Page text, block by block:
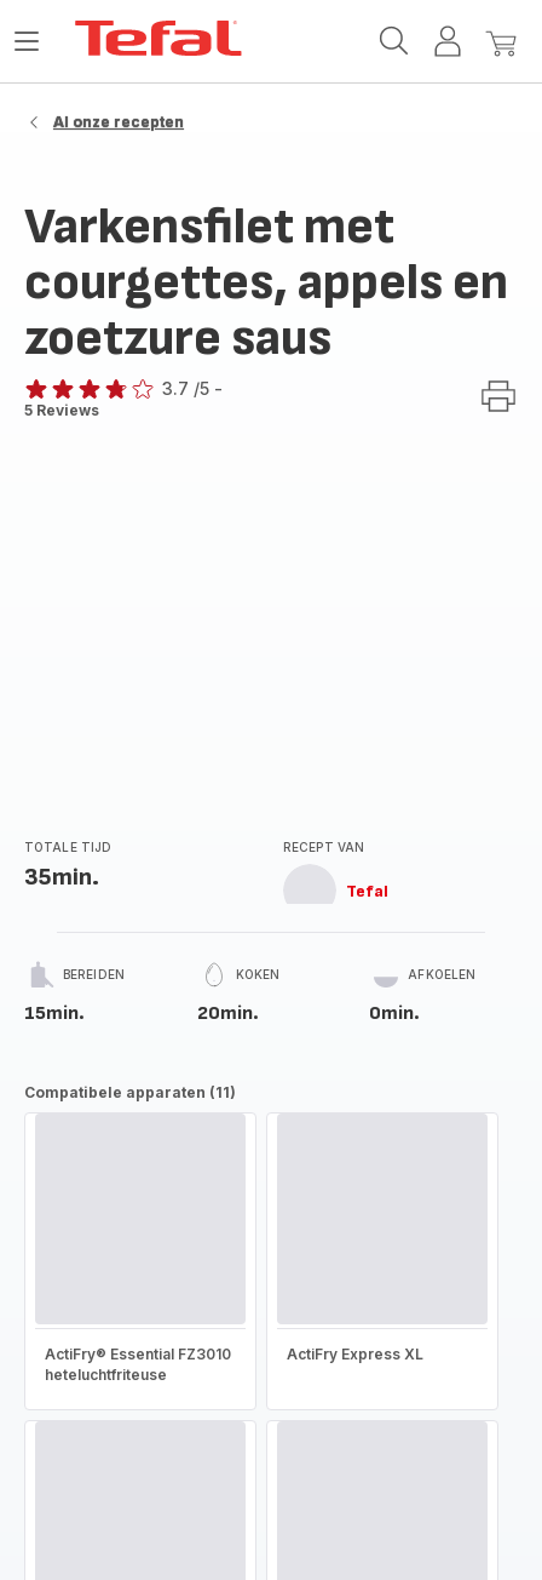
MijnMijn
Open
Al onze recepten
Varkensfilet met
courgettes, appels en
zoetzure saus
ratings.3.7
3.7 /5 -
5 Reviews
TOTALE TIJD
35min.
RECEPT VAN
Tefal
BEREIDEN
15min.
KOKEN
20min.
AFKOELEN
0min.
Compatibele apparaten (11)
ActiFry® Essential FZ3010
heteluchtfriteuse
ActiFry Express XL